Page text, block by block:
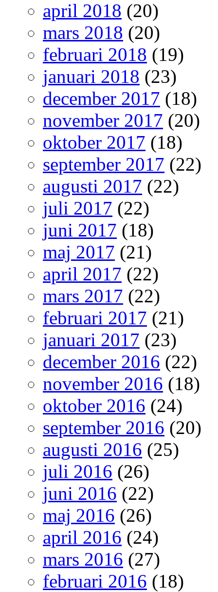
april 2018 (20)
mars 2018 (20)
februari 2018 (19)
januari 2018 (23)
december 2017 (18)
november 2017 (20)
oktober 2017 (18)
september 2017 (22)
augusti 2017 (22)
juli 2017 (22)
juni 2017 (18)
maj 2017 (21)
april 2017 (22)
mars 2017 (22)
februari 2017 (21)
januari 2017 (23)
december 2016 (22)
november 2016 (18)
oktober 2016 (24)
september 2016 (20)
augusti 2016 (25)
juli 2016 (26)
juni 2016 (22)
maj 2016 (26)
april 2016 (24)
mars 2016 (27)
februari 2016 (18)